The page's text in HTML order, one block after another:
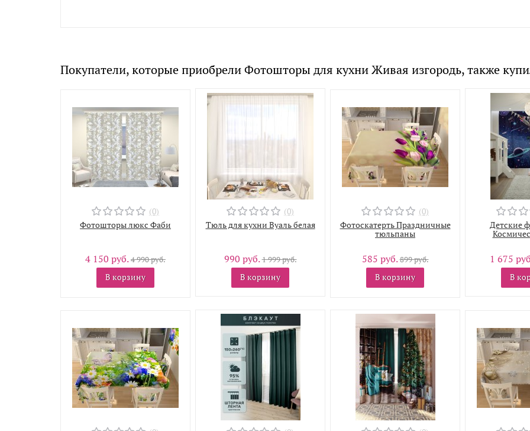
Покупатели, которые приобрели Фотошторы для кухни Живая изгородь, также
(0)
Фотошторы люкс Фаби
4 150 руб.4 990 руб.
В корзину
(0)
Тюль для кухни Вуаль белая
990 руб.1 999 руб.
В корзину
(0)
Фотоскатерть Праздничные
тюльпаны
585 руб.899 руб.
В корзину
Детские
1 675
В